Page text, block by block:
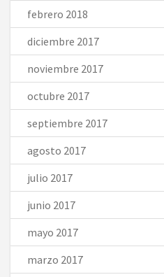
febrero 2018
diciembre 2017
noviembre 2017
octubre 2017
septiembre 2017
agosto 2017
julio 2017
junio 2017
mayo 2017
marzo 2017